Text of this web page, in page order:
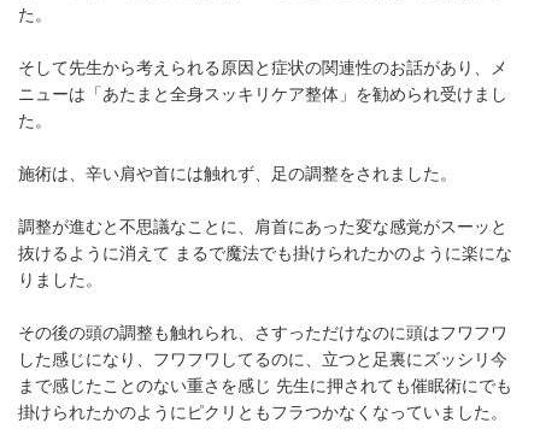
た。
そして先生から考えられる原因と症状の関連性のお話があり、メ
ニューは「あたまと全身スッキリケア整体」を勧められ受けまし
た。
施術は、辛い肩や首には触れず、足の調整をされました。
調整が進むと不思議なことに、肩首にあった変な感覚がスーッと
抜けるように消えて まるで魔法でも掛けられたかのように楽にな
りました。
その後の頭の調整も触れられ、さすっただけなのに頭はフワフワ
した感じになり、フワフワしてるのに、立つと足裏にズッシリ今
まで感じたことのない重さを感じ 先生に押されても催眠術にでも
掛けられたかのようにピクリともフラつかなくなっていました。